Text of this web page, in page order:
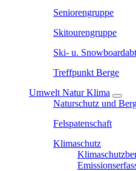
Seniorengruppe
Skitourengruppe
Ski- u.
Treffpunkt Berge
Umwelt Natur Klima
Naturschutz und
Felspatenschaft
Klimaschutz